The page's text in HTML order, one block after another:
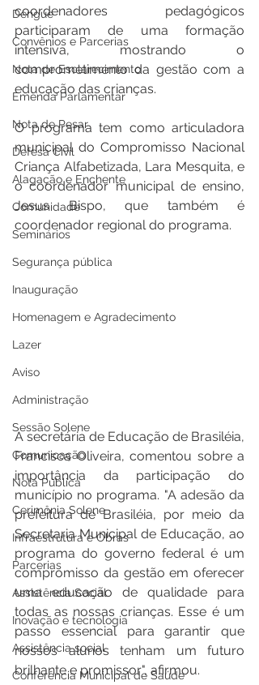
Dengue
Convênios e Parcerias
Nota de Esclarecimento
Emenda Parlamentar
Nota de Pesar
Defesa Civil
Alagação e Enchente
Comunidade
Seminários
Segurança pública
Inauguração
Homenagem e Agradecimento
Lazer
Aviso
Administração
Sessão Solene
Comunicação
Nota Pública
Cerimônia Solene
Infraestrutura e Obras
Parcerias
Assistência Social
Inovação e tecnologia
Assistência social
Conferência Municipal de Saúde
coordenadores pedagógicos
participaram de uma formação
intensiva, mostrando o
comprometimento da gestão com a
educação das crianças.
O programa tem como articuladora
municipal do Compromisso Nacional
Criança Alfabetizada, Lara Mesquita, e
o coordenador municipal de ensino,
Jesus Bispo, que também é
coordenador regional do programa.
A secretária de Educação de Brasiléia,
Francisca Oliveira, comentou sobre a
importância da participação do
município no programa. "A adesão da
prefeitura de Brasiléia, por meio da
Secretaria Municipal de Educação, ao
programa do governo federal é um
compromisso da gestão em oferecer
uma educação de qualidade para
todas as nossas crianças. Esse é um
passo essencial para garantir que
nossos alunos tenham um futuro
brilhante e promissor", afirmou.